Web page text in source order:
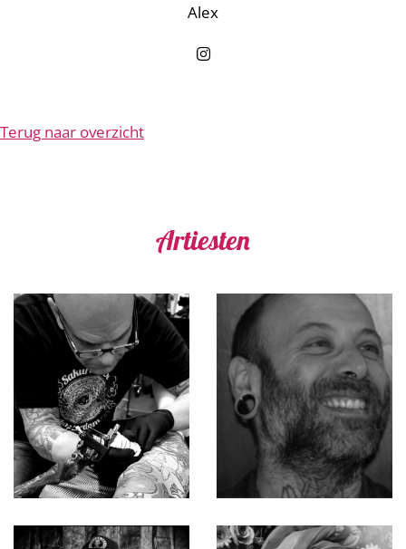
Alex
Terug naar overzicht
Artiesten